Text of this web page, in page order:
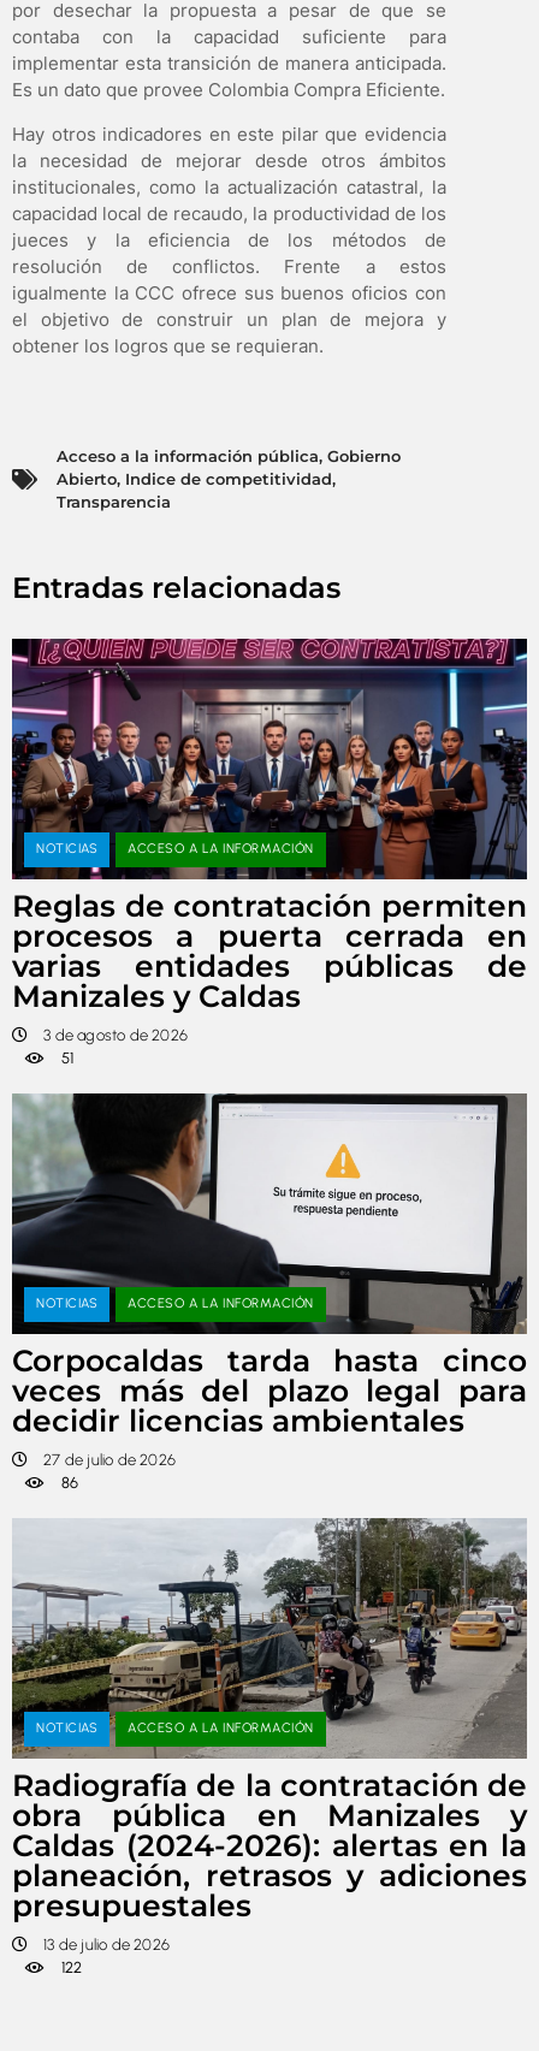
por desechar la propuesta a pesar de que se
contaba con la capacidad suficiente para
implementar esta transición de manera anticipada.
Es un dato que provee Colombia Compra Eficiente.
Hay otros indicadores en este pilar que evidencia
la necesidad de mejorar desde otros ámbitos
institucionales, como la actualización catastral, la
capacidad local de recaudo, la productividad de los
jueces y la eficiencia de los métodos de
resolución de conflictos. Frente a estos
igualmente la CCC ofrece sus buenos oficios con
el objetivo de construir un plan de mejora y
obtener los logros que se requieran.
Acceso a la información pública, Gobierno
Abierto, Indice de competitividad,
Transparencia
Entradas relacionadas
NOTICIAS ACCESO A LA INFORMACIÓN
Reglas de contratación permiten
procesos a puerta cerrada en
varias entidades públicas de
Manizales y Caldas
3 de agosto de 2026
51
NOTICIAS ACCESO A LA INFORMACIÓN
Corpocaldas tarda hasta cinco
veces más del plazo legal para
decidir licencias ambientales
27 de julio de 2026
86
NOTICIAS ACCESO A LA INFORMACIÓN
Radiografía de la contratación de
obra pública en Manizales y
Caldas (2024-2026): alertas en la
planeación, retrasos y adiciones
presupuestales
13 de julio de 2026
122